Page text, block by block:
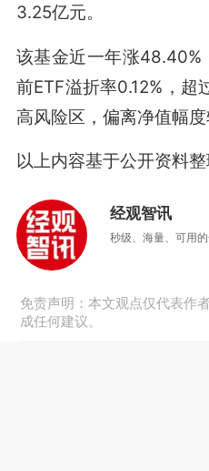
3.25亿元。
该基金近一年涨48.40%
前ETF溢折率0.12%，
高风险区，偏离净值幅度
以上内容基于公开资料整
经观智讯
秒级、海量、可用
免责声明：本文观点仅代表作
成任何建议。